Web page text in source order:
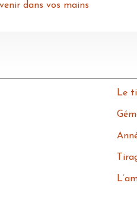
dans vos mains
Le